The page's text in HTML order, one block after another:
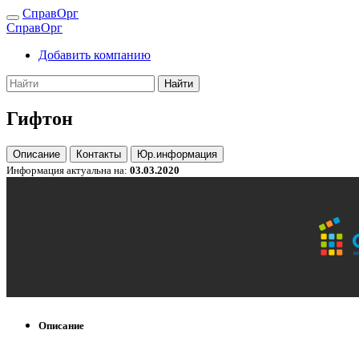
СправОрг
СправОрг
Добавить компанию
Найти
Гифтон
Описание Контакты
Юр.информация
Информация актуальна на: 03.03.2020
Описание